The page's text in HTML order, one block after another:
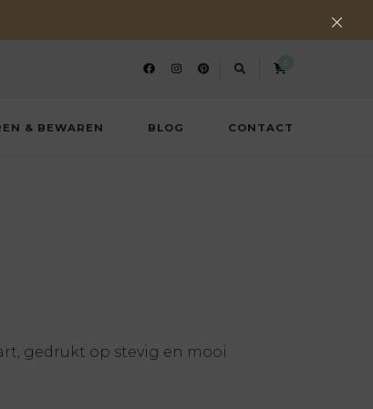
& BEWAREN BLOG CONTACT
gedrukt op stevig en mooi